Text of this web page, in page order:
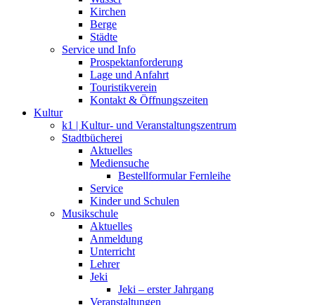
Kirchen
Berge
Städte
Service und Info
Prospektanforderung
Lage und Anfahrt
Touristikverein
Kontakt & Öffnungszeiten
Kultur
k1 | Kultur- und Veranstaltungszentrum
Stadtbücherei
Aktuelles
Mediensuche
Bestellformular Fernleihe
Service
Kinder und Schulen
Musikschule
Aktuelles
Anmeldung
Unterricht
Lehrer
Jeki
Jeki – erster Jahrgang
Veranstaltungen